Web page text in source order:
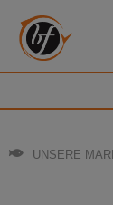
UNSERE